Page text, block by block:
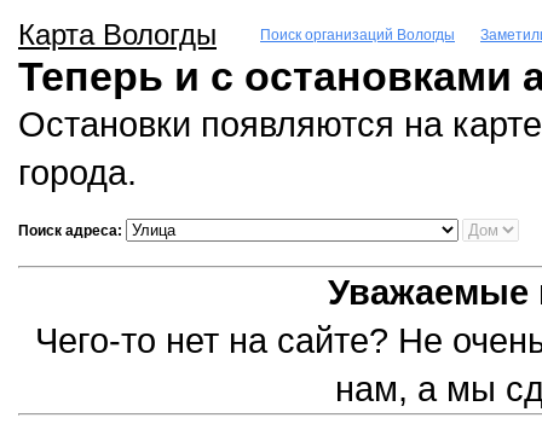
Карта Вологды Поиск организаций Вологды
Теперь и с остановками
Остановки появляются на
города.
Поиск адреса:
Уважаемые
Чего-то нет на сайте? Не
нам, а мы